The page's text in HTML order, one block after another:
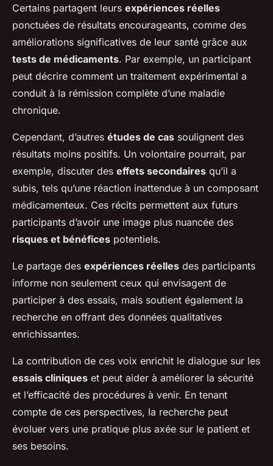
Certains partagent leurs expériences réelles
ponctuées de résultats encourageants, comme des
améliorations significatives de leur santé grâce aux
tests de médicaments. Par exemple, un participant
peut décrire comment un traitement expérimental a
conduit à la rémission complète d’une maladie
chronique.
Cependant, d’autres études de cas soulignent des
résultats moins positifs. Un volontaire pourrait, par
exemple, discuter des effets secondaires qu’il a
subis, tels qu’une réaction inattendue à un composant
médicamenteux. Ces récits permettent aux futurs
participants d’avoir une image plus nuancée des
risques et bénéfices potentiels.
Le partage des expériences réelles des participants
informe non seulement ceux qui envisagent de
participer à des essais, mais soutient également la
recherche en offrant des données qualitatives
enrichissantes.
La contribution de ces voix enrichit le dialogue sur les
essais cliniques et peut aider à améliorer la sécurité
et l’efficacité des procédures à venir. En tenant
compte de ces perspectives, la recherche peut
évoluer vers une pratique plus axée sur le patient et
ses besoins.